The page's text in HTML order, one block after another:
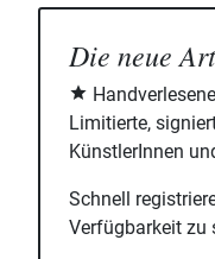
Die neue
Limitierte,
KünstlerInnen
Schnell
Verfügbarkeit zu